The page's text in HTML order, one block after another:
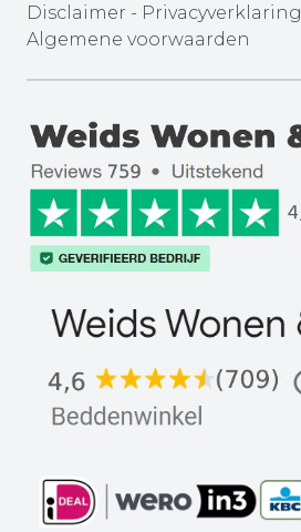
Disclaimer - Privacyverklaring
Algemene voorwaarden